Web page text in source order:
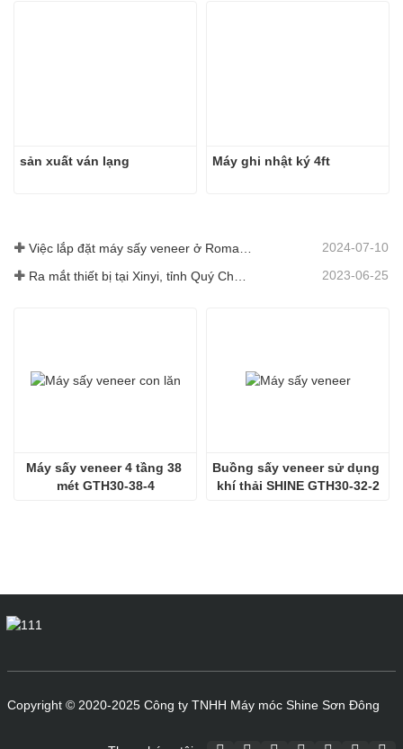
sản xuất ván lạng Máy ghi nhật ký 4ft
2024-07-10
Ra mắt thiết bị tại Xinyi, tỉnh Quý Châu, Trung Quốc 2023-06-25
Máy sấy veneer 4 tầng 38
mét GTH30-38-4
Buồng sấy veneer sử dụng
khí thải SHINE GTH30-32-2
Copyright © 2020-2025 Công ty TNHH Máy móc Shine Sơn Đông